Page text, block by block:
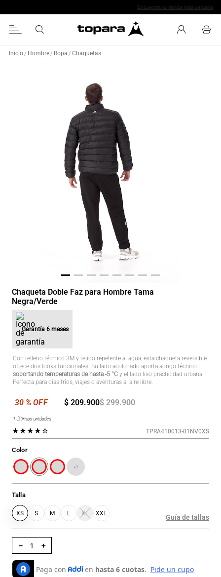
Inicio / Hombre / Ropa / Chaquetas
Chaqueta Doble Faz para Hombre Tama
Negra/Verde
Garantía 6 meses
Con relleno térmico 3M y tejido repelente al agua, esta chaqueta reversible
ofrece dos looks funcionales. Su lado acolchado aporta abrigo técnico
soportando temperaturas de hasta -5 °C y el lado liso practicidad urbana.
Perfecta para días fríos, viajes o aventuras al aire libre.
$ 299.900
$ 209.900
1 Últimas unidades
★★★★☆ TPRA410013-01NV0XS
Talla
XS S M L XL XXL
Color
+1
Guía de tallas
＋
－